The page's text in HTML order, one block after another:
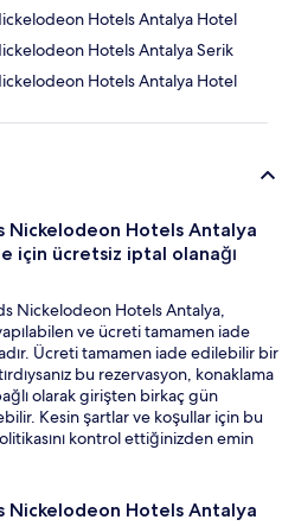
Hotels Antalya Hotel
Hotels Antalya Serik
Hotels Antalya Hotel
Nickelodeon Hotels Antalya
için ücretsiz iptal olanağı
Nickelodeon Hotels Antalya,
ve ücreti tamamen iade
Ücreti tamamen iade edilebilir bir
bu rezervasyon, konaklama
olarak girişten birkaç gün
Kesin şartlar ve koşullar için bu
kontrol ettiğinizden emin
Nickelodeon Hotels Antalya